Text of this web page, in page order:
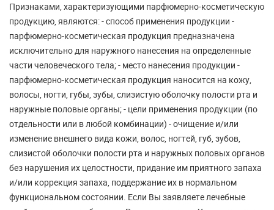
Признаками, характеризующими парфюмерно-косметическую
продукцию, являются: - способ применения продукции -
парфюмерно-косметическая продукция предназначена
исключительно для наружного нанесения на определенные
части человеческого тела; - место нанесения продукции -
парфюмерно-косметическая продукция наносится на кожу,
волосы, ногти, губы, зубы, слизистую оболочку полости рта и
наружные половые органы; - цели применения продукции (по
отдельности или в любой комбинации) - очищение и/или
изменение внешнего вида кожи, волос, ногтей, губ, зубов,
слизистой оболочки полости рта и наружных половых органов
без нарушения их целостности, придание им приятного запаха
и/или коррекция запаха, поддержание их в нормальном
функциональном состоянии. Если Вы заявляете лечебные